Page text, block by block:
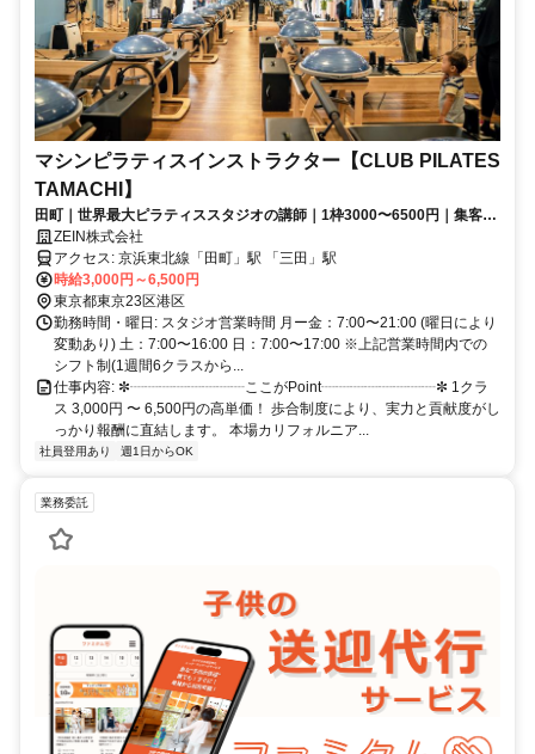
マシンピラティスインストラクター【CLUB PILATES
TAMACHI】
田町｜世界最大ピラティススタジオの講師｜1枠3000〜6500円｜集客ノ
ルマなし｜本場米国の研修が無料！
ZEIN株式会社
アクセス: 京浜東北線「田町」駅 「三田」駅
時給3,000円～6,500円
東京都東京23区港区
勤務時間・曜日: スタジオ営業時間 月ー金：7:00〜21:00 (曜日により
変動あり) 土：7:00〜16:00 日：7:00〜17:00 ※上記営業時間内での
シフト制(1週間6クラスから...
仕事内容: ✼┈┈┈┈┈┈┈┈ここがPoint┈┈┈┈┈┈┈┈✼ 1クラ
ス 3,000円 〜 6,500円の高単価！ 歩合制度により、実力と貢献度がし
っかり報酬に直結します。 本場カリフォルニア...
社員登用あり 週1日からOK
業務委託